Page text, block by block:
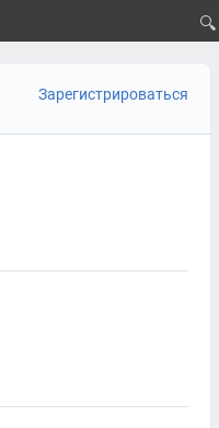
🔍
Зарегистрироваться